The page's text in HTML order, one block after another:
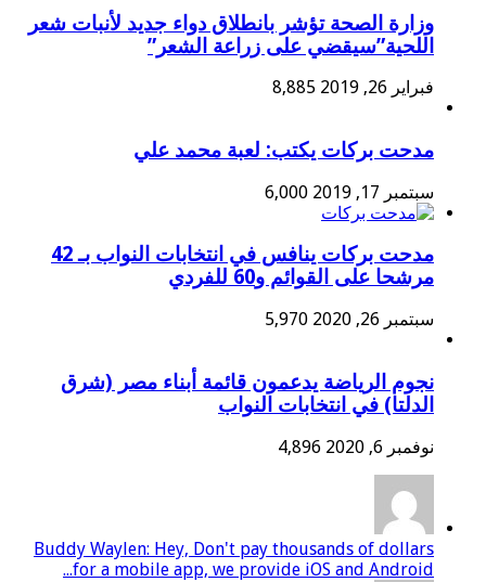
وزارة الصحة تؤشر بانطلاق دواء جديد لأنبات شعر
اللحية”سيقضي على زراعة الشعر”
فبراير 26, 2019 8,885
مدحت بركات يكتب: لعبة محمد علي
سبتمبر 17, 2019 6,000
مدحت بركات ينافس في انتخابات النواب بـ 42
مرشحا على القوائم و60 للفردي
سبتمبر 26, 2020 5,970
نجوم الرياضة يدعمون قائمة أبناء مصر (شرق
الدلتا) في انتخابات النواب
نوفمبر 6, 2020 4,896
Buddy Waylen: Hey, Don't pay thousands of dollars
for a mobile app, we provide iOS and Android...